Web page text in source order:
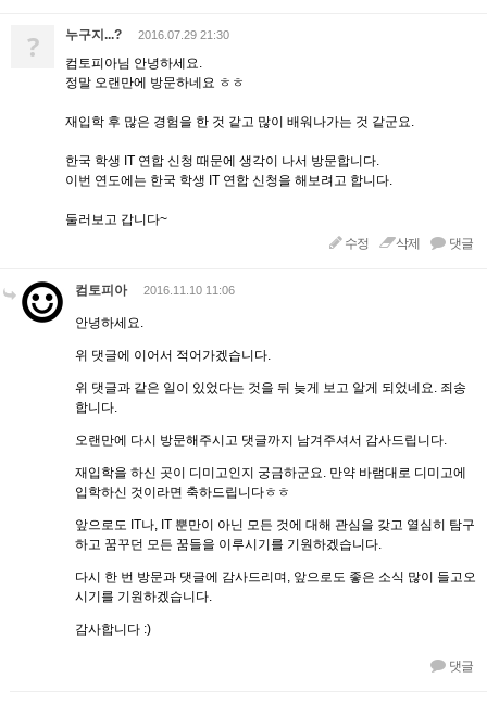
? 누구지...? 2016.07.29 21:30
컴토피아님 안녕하세요.
정말 오랜만에 방문하네요 ㅎㅎ
재입학 후 많은 경험을 한 것 같고 많이 배워나가는 것 같군요.
한국 학생 IT 연합 신청 때문에 생각이 나서 방문합니다.
이번 연도에는 한국 학생 IT 연합 신청을 해보려고 합니다.
둘러보고 갑니다~
수정
삭제 댓글
컴토피아 2016.11.10 11:06
안녕하세요.
위 댓글에 이어서 적어가겠습니다.
위 댓글과 같은 일이 있었다는 것을 뒤 늦게 보고 알게 되었네요. 죄송
합니다.
오랜만에 다시 방문해주시고 댓글까지 남겨주셔서 감사드립니다.
재입학을 하신 곳이 디미고인지 궁금하군요. 만약 바램대로 디미고에
입학하신 것이라면 축하드립니다ㅎㅎ
앞으로도 IT나, IT 뿐만이 아닌 모든 것에 대해 관심을 갖고 열심히 탐구
하고 꿈꾸던 모든 꿈들을 이루시기를 기원하겠습니다.
다시 한 번 방문과 댓글에 감사드리며, 앞으로도 좋은 소식 많이 들고오
시기를 기원하겠습니다.
감사합니다 :)
댓글